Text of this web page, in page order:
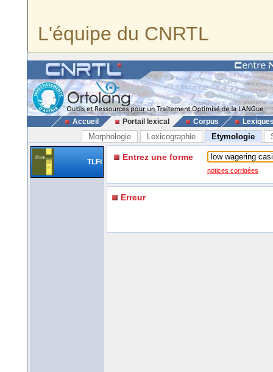
L'équipe du CNRTL
Accueil Portail lexical Corpus
Morphologie Lexicographie Etymologie
TLFi Entrez une forme
notices corrigées
Erreur